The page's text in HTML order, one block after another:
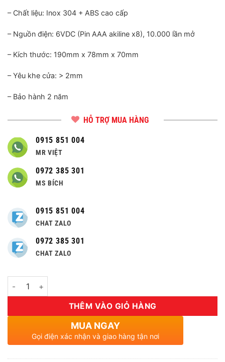
– Chất liệu: Inox 304 + ABS cao cấp
– Nguồn điện: 6VDC (Pin AAA akiline x8), 10.000 lần mở
– Kích thước: 190mm x 78mm x 70mm
– Yêu khe cửa: > 2mm
– Bảo hành 2 năm
HỖ TRỢ MUA HÀNG
0915 851 004
MR VIỆT
0972 385 301
MS BÍCH
0915 851 004
CHAT ZALO
0972 385 301
CHAT ZALO
Số lượng
THÊM VÀO GIỎ HÀNG
MUA NGAY
Gọi điện xác nhận và giao hàng tận nơi